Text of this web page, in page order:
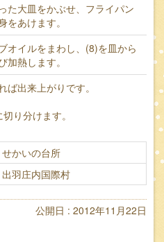
た大皿をかぶせ、フライパン
をあけます。
オイルをまわし、(8)を皿から
熱します。
ば出来上がりです。
り分けます。
せかいの台所
出羽庄内国際村
公開日 : 2012年11月22日